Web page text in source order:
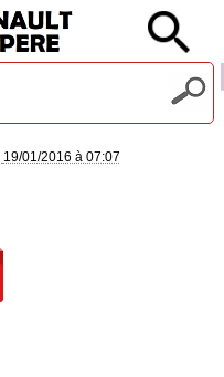
19/01/2016 à 07:07